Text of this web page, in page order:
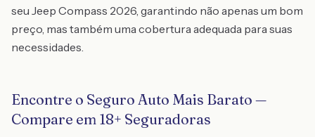
seu Jeep Compass 2026, garantindo não apenas um bom
preço, mas também uma cobertura adequada para suas
necessidades.
Encontre o Seguro Auto Mais Barato —
Compare em 18+ Seguradoras